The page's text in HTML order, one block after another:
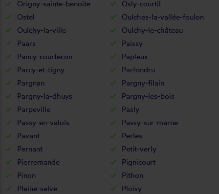
Origny-sainte-benoite
Osly-courtil
Ostel
Oulches-la-vallée-foulon
Oulchy-la-ville
Oulchy-le-château
Paars
Paissy
Pancy-courtecon
Papleux
Parcy-et-tigny
Parfondru
Pargnan
Pargny-filain
Pargny-la-dhuys
Pargny-les-bois
Parpeville
Pasly
Passy-en-valois
Passy-sur-marne
Pavant
Perles
Pernant
Petit-verly
Pierremande
Pignicourt
Pinon
Pithon
Pleine-selve
Ploisy